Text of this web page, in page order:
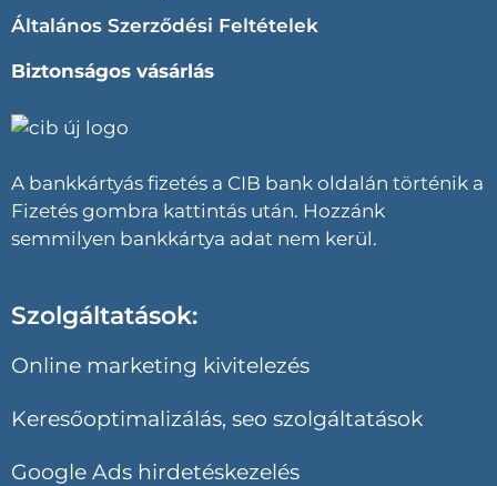
Általános Szerződési Feltételek
Biztonságos vásárlás
A bankkártyás fizetés a CIB bank oldalán történik a
Fizetés gombra kattintás után. Hozzánk
semmilyen bankkártya adat nem kerül.
Szolgáltatások:
Online marketing kivitelezés
Keresőoptimalizálás, seo szolgáltatások
Google Ads hirdetéskezelés